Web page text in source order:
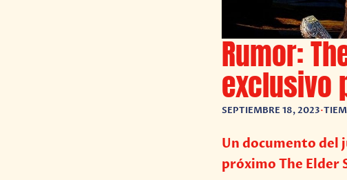
Rumor:
exclusivo
SEPTIEMBRE 18, 2023•
Un documento del
próximo The Elder